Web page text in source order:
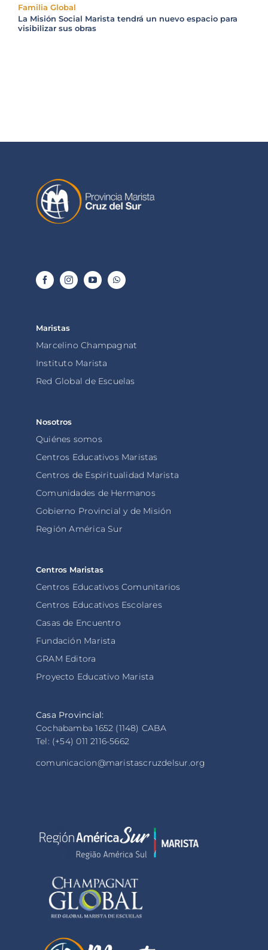
Familia Global
La Misión Social Marista tendrá un nuevo espacio para
visibilizar sus obras
Maristas
Marcelino Champagnat
Instituto Marista
Red Global de Escuelas
Nosotros
Quiénes somos
Centros Educativos Maristas
Centros de Espiritualidad Marista
Comunidades de Hermanos
Gobierno Provincial y de Misión
Región América Sur
Centros Maristas
Centros Educativos Comunitarios
Centros Educativos Escolares
Casas de Encuentro
Fundación Marista
GRAM Editora
Proyecto Educativo Marista
Casa Provincial:
Cochabamba 1652 (1148) CABA
Tel: (+54) 011 2116-5662
comunicacion@maristascruzdelsur.org